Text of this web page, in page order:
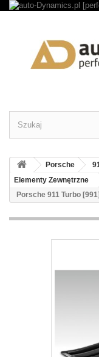
Porsche
Elementy Zewnętrzne
Porsche 911 Turbo